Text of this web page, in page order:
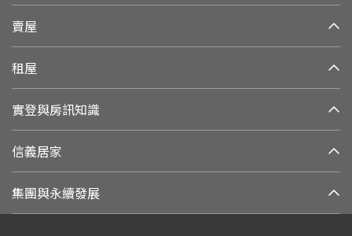
賣屋
租屋
實登與房訊知識
信義居家
集團與永續發展